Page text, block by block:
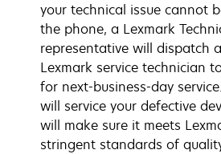
your technical issue cannot
the phone, a Lexmark
representative will dispatch
Lexmark service technician
for next-business-day
will service your defective
will make sure it meets
stringent standards of